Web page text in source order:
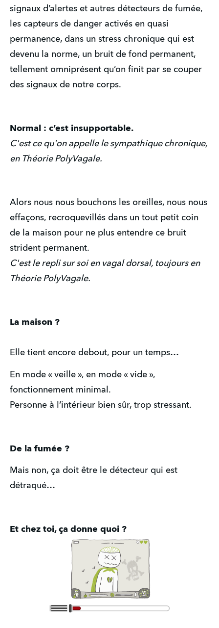
signaux d’alertes et autres détecteurs de fumée,
les capteurs de danger activés en quasi
permanence, dans un stress chronique qui est
devenu la norme, un bruit de fond permanent,
tellement omniprésent qu’on finit par se couper
des signaux de notre corps.
Normal : c’est insupportable.
C'est ce qu'on appelle le sympathique chronique,
en Théorie PolyVagale.
Alors nous nous bouchons les oreilles, nous nous
effaçons, recroquevillés dans un tout petit coin
de la maison pour ne plus entendre ce bruit
strident permanent.
C'est le repli sur soi en vagal dorsal, toujours en
Théorie PolyVagale.
La maison ?
Elle tient encore debout, pour un temps…
En mode « veille », en mode « vide »,
fonctionnement minimal.
Personne à l’intérieur bien sûr, trop stressant.
De la fumée ?
Mais non, ça doit être le détecteur qui est
détraqué…
Et chez toi, ça donne quoi ?